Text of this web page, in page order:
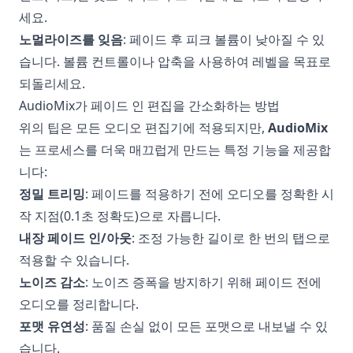
세요.
노멀라이즈를 잊음: 페이드 후 피크 볼륨이 낮아질 수 있
습니다. 볼륨 컨트롤이나 압축을 사용하여 레벨을 목표로
되돌리세요.
AudioMix가 페이드 인 편집을 간소화하는 방법
위의 팁은 모든 오디오 편집기에 적용되지만, AudioMix
는 프로세스를 더욱 매끄럽게 만드는 특정 기능을 제공합
니다:
정밀 트리밍: 페이드를 적용하기 전에 오디오를 정확한 시
작 지점(0.1초 정확도)으로 자릅니다.
내장 페이드 인/아웃: 조정 가능한 길이로 한 번의 탭으로
적용할 수 있습니다.
노이즈 감소: 노이즈 증폭을 방지하기 위해 페이드 전에
오디오를 정리합니다.
포맷 유연성: 품질 손실 없이 모든 포맷으로 내보낼 수 있
습니다.